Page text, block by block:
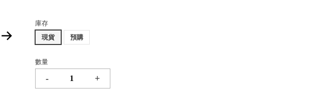
庫存
現貨
預購
數量
- +